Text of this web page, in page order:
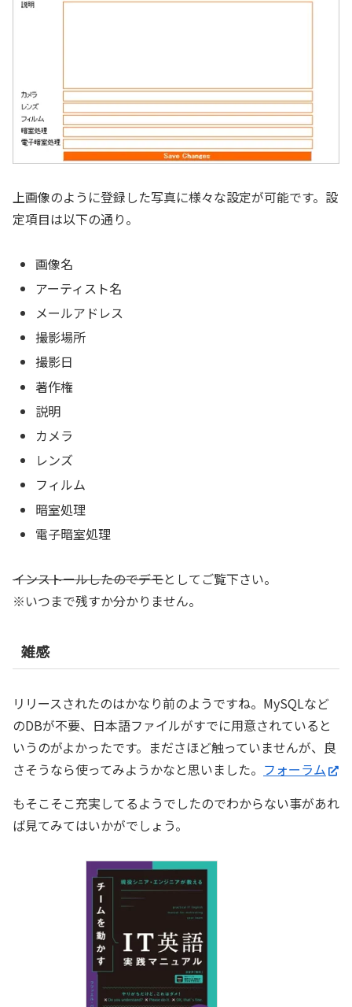
上画像のように登録した写真に様々な設定が可能です。設
定項目は以下の通り。
画像名
アーティスト名
メールアドレス
撮影場所
撮影日
著作権
説明
カメラ
レンズ
フィルム
暗室処理
電子暗室処理
インストールしたのでデモとしてご覧下さい。
※いつまで残すか分かりません。
雑感
リリースされたのはかなり前のようですね。MySQLなど
のDBが不要、日本語ファイルがすでに用意されていると
いうのがよかったです。まださほど触っていませんが、良
さそうなら使ってみようかなと思いました。 フォーラム
もそこそこ充実してるようでしたのでわからない事があれ
ば見てみてはいかがでしょう。